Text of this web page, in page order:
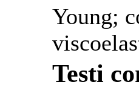
Young;
Testi